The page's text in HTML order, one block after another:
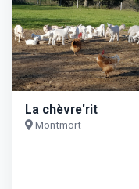
La chèvre'rit
Montmort